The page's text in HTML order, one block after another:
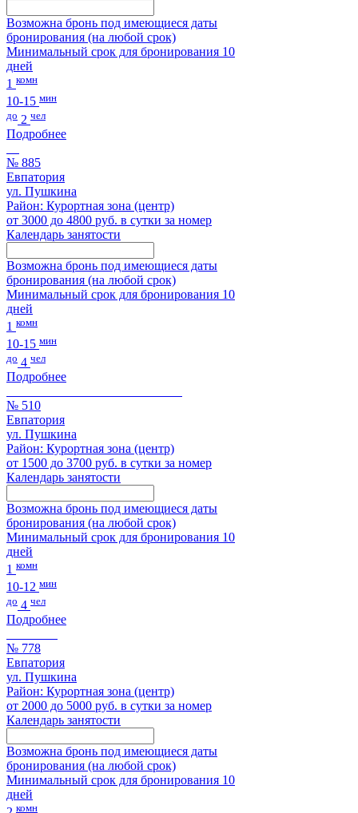
Возможна бронь под имеющиеся даты
бронирования (на любой срок)
Минимальный срок для бронирования 10
дней
1 комн
10-15 мин
до 2 чел
Подробнее
№ 885
Евпатория
ул. Пушкина
Район: Курортная зона (центр)
от 3000 до 4800 руб. в сутки за номер
Календарь занятости
Возможна бронь под имеющиеся даты
бронирования (на любой срок)
Минимальный срок для бронирования 10
дней
1 комн
10-15 мин
до 4 чел
Подробнее
№ 510
Евпатория
ул. Пушкина
Район: Курортная зона (центр)
от 1500 до 3700 руб. в сутки за номер
Календарь занятости
Возможна бронь под имеющиеся даты
бронирования (на любой срок)
Минимальный срок для бронирования 10
дней
1 комн
10-12 мин
до 4 чел
Подробнее
№ 778
Евпатория
ул. Пушкина
Район: Курортная зона (центр)
от 2000 до 5000 руб. в сутки за номер
Календарь занятости
Возможна бронь под имеющиеся даты
бронирования (на любой срок)
Минимальный срок для бронирования 10
дней
комн